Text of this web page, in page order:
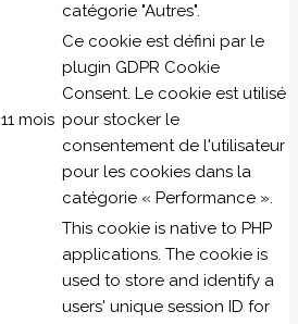
catégorie "Autres".
11 mois
Ce cookie est défini par le
plugin GDPR Cookie
Consent. Le cookie est utilisé
pour stocker le
consentement de l'utilisateur
pour les cookies dans la
catégorie « Performance ».
This cookie is native to PHP
applications. The cookie is
used to store and identify a
users' unique session ID for